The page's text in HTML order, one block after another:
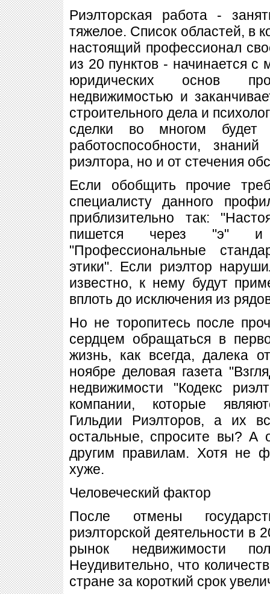
Риэлторская работа -
тяжелое. Список областей, в
настоящий профессионал
из 20 пунктов - начинается
юридических основ
недвижимостью и
строительного дела и
сделки во многом будет
работоспособности,
риэлтора, но и от стечения
Если обобщить прочие
специалисту данного
приблизительно так:
пишется через "э" и
"Профессиональные
этики". Если риэлтор
известно, к нему будут
вплоть до исключения из
Но не торопитесь после
сердцем обращаться в
жизнь, как всегда, далека
ноябре деловая газета
недвижимости "Кодекс
компании, которые
Гильдии Риэлторов, а их
остальные, спросите вы? А
другим правилам. Хотя не
хуже.
Человеческий фактор
После отмены
риэлторской деятельности в
рынок недвижимости
Неудивительно, что
стране за короткий срок